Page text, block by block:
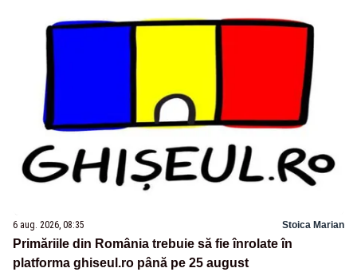
6 aug. 2026, 08:35 Stoica Marian
Primăriile din România trebuie să fie înrolate în
platforma ghiseul.ro până pe 25 august